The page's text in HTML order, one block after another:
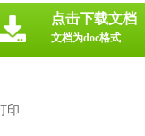
印
点击下载文档
文档为doc格式